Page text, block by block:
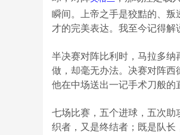
瞬间。上帝之手是狡黠的、
才的完美表达。我至今记得解
半决赛对阵比利时，马拉多
做，却毫无办法。决赛对阵西
他在中场送出一记手术刀般的
七场比赛，五个进球，五次
织者，又是终结者；既是队